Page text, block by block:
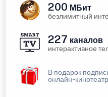
200 МБит
безлимитный
227 каналов
интерактивное
В подарок
онлайн-